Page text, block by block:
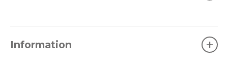
Information +